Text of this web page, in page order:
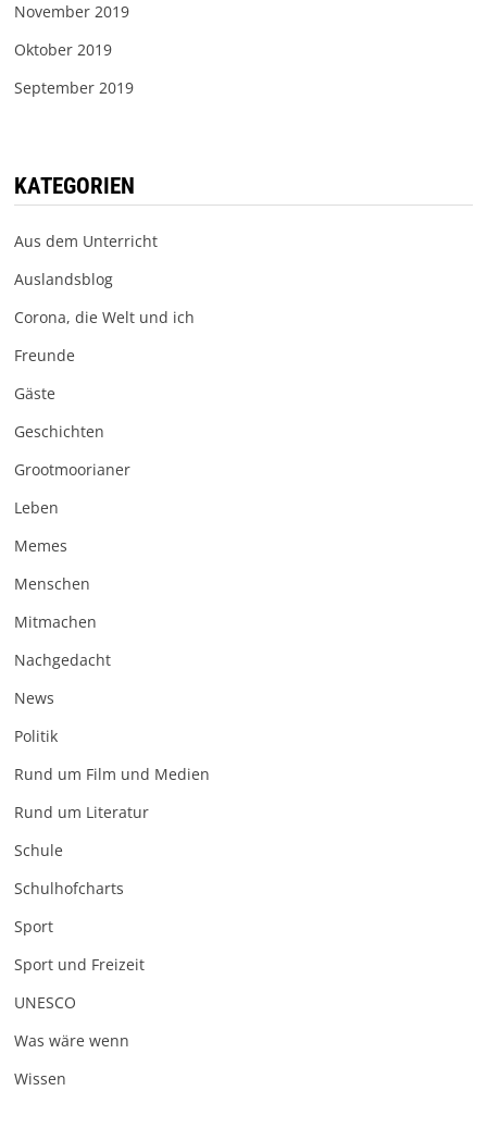
November 2019
Oktober 2019
September 2019
KATEGORIEN
Aus dem Unterricht
Auslandsblog
Corona, die Welt und ich
Freunde
Gäste
Geschichten
Grootmoorianer
Leben
Memes
Menschen
Mitmachen
Nachgedacht
News
Politik
Rund um Film und Medien
Rund um Literatur
Schule
Schulhofcharts
Sport
Sport und Freizeit
UNESCO
Was wäre wenn
Wissen